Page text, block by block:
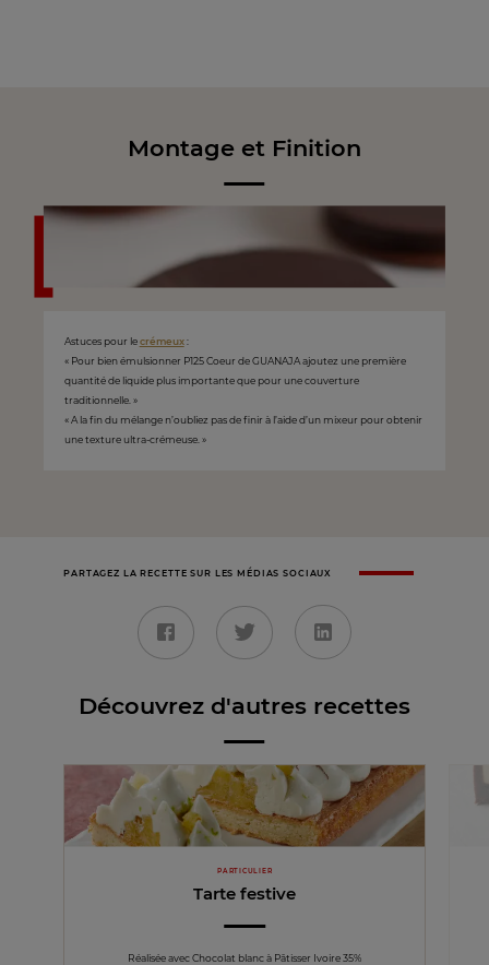
Montage et Finition
Astuces pour lecrémeux:
« Pour bien émulsionner P125 Coeur de GUANAJA ajoutez une première
quantité de liquide plus importante que pour une couverture
traditionnelle. »
« A la fin du mélange n’oubliez pas de finir à l’aide d’un mixeur pour obtenir
une texture ultra-crémeuse. »
PARTAGEZ LA RECETTE SUR LES MÉDIAS SOCIAUX
Découvrez d'autres recettes
PARTICULIER
Tarte festive
Réalisée avec Chocolat blanc à Pâtisser Ivoire 35%